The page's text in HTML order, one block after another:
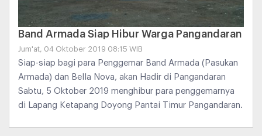
Band Armada Siap Hibur Warga Pangandaran
Jum'at, 04 Oktober 2019 08:15 WIB
Siap-siap bagi para Penggemar Band Armada (Pasukan
Armada) dan Bella Nova, akan Hadir di Pangandaran
Sabtu, 5 Oktober 2019 menghibur para penggemarnya
di Lapang Ketapang Doyong Pantai Timur Pangandaran.